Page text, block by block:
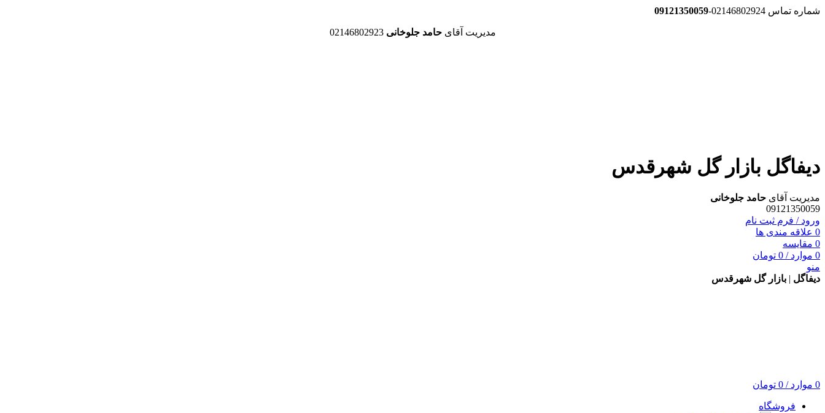
شماره تماس 02146802924- 09121350059
مدیریت آقایحامد جلوخانی 02146802923
دیفاگل بازار گل شهرقدس
مدیریت آقای حامد جلوخانی
09121350059
ورود / فرم ثبت نام
0 علاقه مندی ها
0 مقایسه
0 موارد /
0 تومان
منو
دیفاگل | بازار گل شهرقدس
0 موارد /
0 تومان
فروشگاه